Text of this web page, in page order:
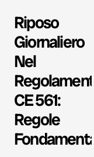
Riposo
Giornaliero
Nel
Regolamento
CE 561:
Regole
Fondamentali